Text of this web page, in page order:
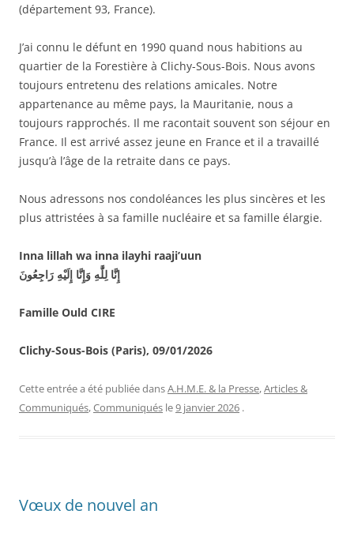
(département 93, France).
J’ai connu le défunt en 1990 quand nous habitions au
quartier de la Forestière à Clichy-Sous-Bois. Nous avons
toujours entretenu des relations amicales. Notre
appartenance au même pays, la Mauritanie, nous a
toujours rapprochés. Il me racontait souvent son séjour en
France. Il est arrivé assez jeune en France et il a travaillé
jusqu’à l’âge de la retraite dans ce pays.
Nous adressons nos condoléances les plus sincères et les
plus attristées à sa famille nucléaire et sa famille élargie.
Inna lillah wa inna ilayhi raaji’uun
إِنَّا لِلَّٰهِ وَإِنَّا إِلَيْهِ رَاجِعُونَ
Famille Ould CIRE
Clichy-Sous-Bois (Paris), 09/01/2026
Cette entrée a été publiée dansA.H.M.E. & la Presse,Articles &
Communiqués,Communiqués le9 janvier 2026 .
Vœux de nouvel an